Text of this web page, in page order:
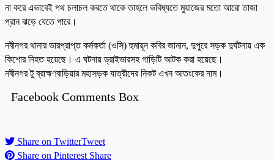
না করে এভাবেই পথ চলাচল করতে থাকে তাহলে ভবিষ্যতে মুয়াজের মতো আরো তাজা
প্রান ঝড়ে যেতে পারে।
নবীনগর থানার ভারপ্রাপ্ত কর্মকর্তা (ওসি) হুমায়ূন কবির জানান, দুপুরে সড়ক দুর্ঘটনায় এক
কিশোর নিহত হয়েছে। এ ঘটনায় ড্রাইভারসহ গাড়িটি আটক করা হয়েছে।
নবীনগর টু ব্রাহ্মণবাড়িয়ার মহাসড়ক যাত্রীদের নিকট এখন আতংকের নাম।
Facebook Comments Box
Share on TwitterTweet
Share on Pinterest Share